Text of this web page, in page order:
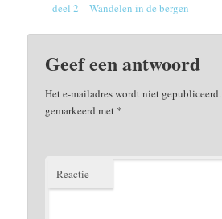
– deel 2 – Wandelen in de bergen
Geef een antwoord
Het e-mailadres wordt niet gepubliceerd.
gemarkeerd met *
Reactie